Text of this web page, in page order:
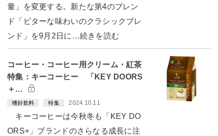
量」を変更する。新たな第4のブレン
ド「ビターな味わいのクラシックブレ
ンド」を9月2日に…続きを読む
コーヒー・コーヒー用クリーム・紅茶
特集：キーコーヒー 「KEY DOORS
＋…
嗜好飲料 特集 2024.10.11
キーコーヒーは今秋冬も「KEY DO
ORS+」ブランドのさらなる成長に注